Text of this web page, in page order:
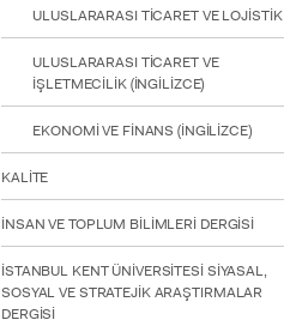
ULUSLARARASI TİCARET VE LOJİSTİK
ULUSLARARASI TİCARET VE
İŞLETMECİLİK (İNGİLİZCE)
EKONOMİ VE FİNANS (İNGİLİZCE)
KALİTE
İNSAN VE TOPLUM BİLİMLERİ DERGİSİ
İSTANBUL KENT ÜNİVERSİTESİ SİYASAL,
SOSYAL VE STRATEJİK ARAŞTIRMALAR
DERGİSİ